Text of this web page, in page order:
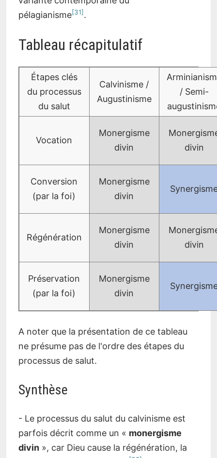
pélagianisme[31].
Tableau récapitulatif
Étapes clés
du processus
du salut
Calvinisme /
Augustinisme
/ Semi-
Vocation
Monergisme
divin
divin
Conversion
(par la foi)
Monergisme
divin
Régénération
Monergisme
divin
divin
Préservation
(par la foi)
Monergisme
divin
A noter que la présentation de ce tableau
ne présume pas de l'ordre des étapes du
processus de salut.
Synthèse
- Le processus du salut du calvinisme est
parfois décrit comme un « monergisme
divin», car Dieu cause la régénération, la